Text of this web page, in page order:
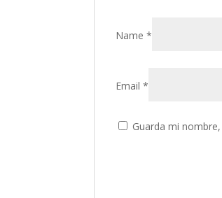
Name*
Email*
Guarda mi